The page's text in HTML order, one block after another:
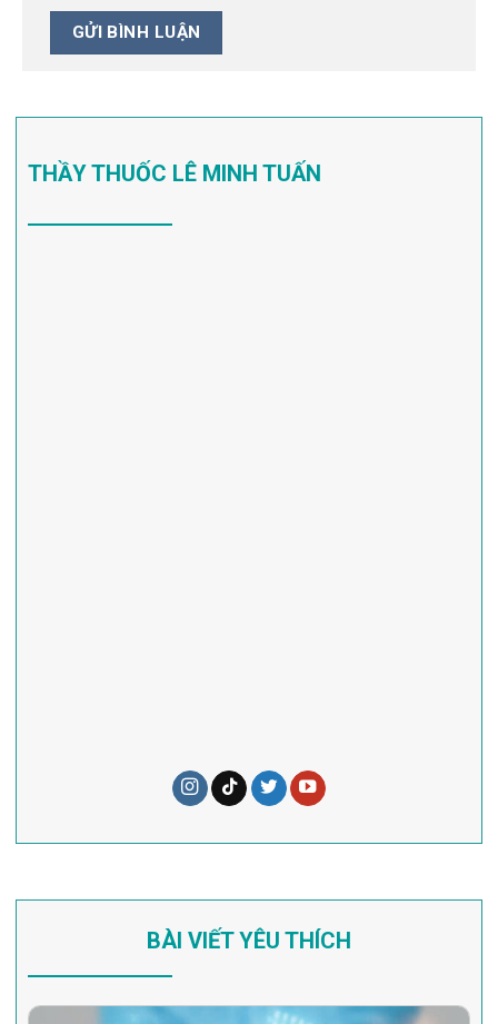
THẦY THUỐC LÊ MINH TUẤN
BÀI VIẾT YÊU THÍCH